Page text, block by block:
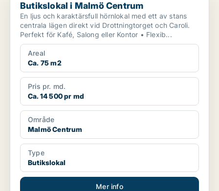
Butikslokal i Malmö Centrum
En ljus och karaktärsfull hörnlokal med ett av stans
centrala lägen direkt vid Drottningtorget och Caroli.
Perfekt för Kafé, Salong eller Kontor • Flexib...
Areal
Ca. 75 m2
Pris pr. md.
Ca. 14 500 pr md
Område
Malmö Centrum
Type
Butikslokal
Mer info